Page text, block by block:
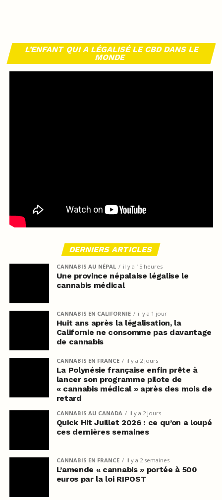
L’ENFANT QUI A LÉGALISÉ LE CBD DANS LE
MONDE
DERNIERS ARTICLES
CANNABIS AU NÉPAL il y a 15 heures
Une province népalaise légalise le
cannabis médical
CANNABIS EN CALIFORNIE il y a 1 jour
Huit ans après la légalisation, la
Californie ne consomme pas davantage
de cannabis
CANNABIS EN FRANCE il y a 2 jours
La Polynésie française enfin prête à
lancer son programme pilote de
« cannabis médical » après des mois de
retard
CANNABIS AU CANADA il y a 2 jours
Quick Hit Juillet 2026 : ce qu’on a loupé
ces dernières semaines
CANNABIS EN FRANCE il y a 2 semaines
L’amende « cannabis » portée à 500
euros par la loi RIPOST